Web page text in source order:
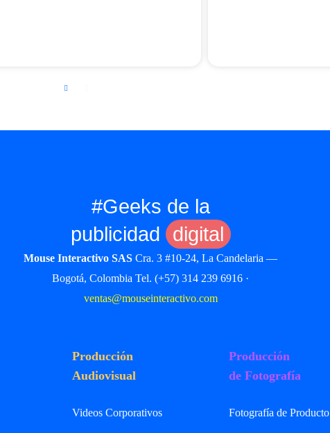
#Geeks de la
publicidad
digital
Mouse Interactivo SAS Cra. 3 #10-24, La Candelaria —
Bogotá, Colombia Tel. (+57) 314 239 6916 ·
ventas@mouseinteractivo.com
Producción
Audiovisual
Videos Corporativos
Producción
de Fotografía
Fotografía de Producto